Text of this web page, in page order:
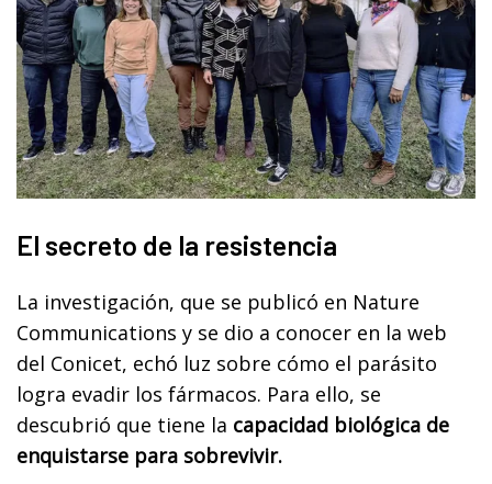
El secreto de la resistencia
La investigación, que se publicó en Nature
Communications y se dio a conocer en la web
del Conicet, echó luz sobre cómo el parásito
logra evadir los fármacos. Para ello, se
descubrió que tiene la capacidad biológica de
enquistarse para sobrevivir.